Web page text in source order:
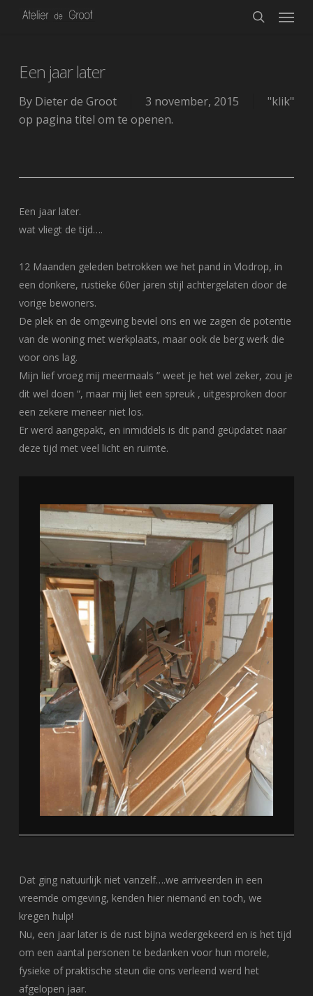
Menu
Een jaar later
By Dieter de Groot 3 november, 2015
"klik"
op pagina titel om te openen.
Een jaar later.
wat vliegt de tijd….
12 Maanden geleden betrokken we het pand in Vlodrop, in
een donkere, rustieke 60er jaren stijl achtergelaten door de
vorige bewoners.
De plek en de omgeving beviel ons en we zagen de potentie
van de woning met werkplaats, maar ook de berg werk die
voor ons lag.
Mijn lief vroeg mij meermaals ” weet je het wel zeker, zou je
dit wel doen “, maar mij liet een spreuk , uitgesproken door
een zekere meneer niet los.
Er werd aangepakt, en inmiddels is dit pand geüpdatet naar
deze tijd met veel licht en ruimte.
Dat ging natuurlijk niet vanzelf….we arriveerden in een
vreemde omgeving, kenden hier niemand en toch, we
kregen hulp!
Nu, een jaar later is de rust bijna wedergekeerd en is het tijd
om een aantal personen te bedanken voor hun morele,
fysieke of praktische steun die ons verleend werd het
afgelopen jaar.